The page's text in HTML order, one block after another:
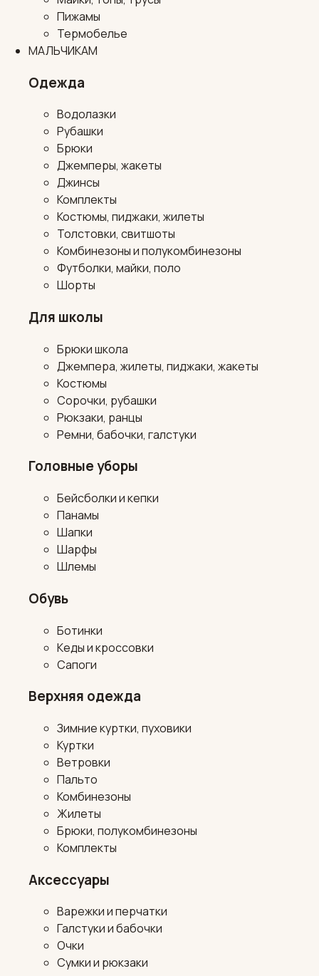
Пижамы
Термобелье
МАЛЬЧИКАМ
Одежда
Водолазки
Рубашки
Брюки
Джемперы, жакеты
Джинсы
Комплекты
Костюмы, пиджаки, жилеты
Толстовки, свитшоты
Комбинезоны и полукомбинезоны
Футболки, майки, поло
Шорты
Для школы
Брюки школа
Джемпера, жилеты, пиджаки, жакеты
Костюмы
Сорочки, рубашки
Рюкзаки, ранцы
Ремни, бабочки, галстуки
Головные уборы
Бейсболки и кепки
Панамы
Шапки
Шарфы
Шлемы
Обувь
Ботинки
Кеды и кроссовки
Сапоги
Верхняя одежда
Зимние куртки, пуховики
Куртки
Ветровки
Пальто
Комбинезоны
Жилеты
Брюки, полукомбинезоны
Комплекты
Аксессуары
Варежки и перчатки
Галстуки и бабочки
Очки
Сумки и рюкзаки